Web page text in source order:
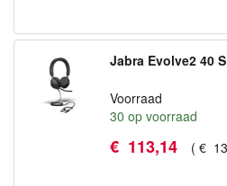
Jabra Evolve2 40
Voorraad
30 op voorraad
€ 113,14 ( €